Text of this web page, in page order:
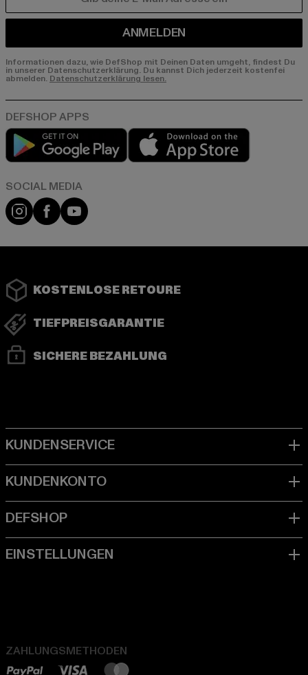
ANMELDEN
Informationen dazu, wie DefShop mit Deinen Daten umgeht, findest Du
in unserer Datenschutzerklärung. Du kannst Dich jederzeit kostenfei
abmelden. Datenschutzerklärung lesen.
Play market
Instagram
FacebookYouTube
KOSTENLOSE RETOURE
TIEFPREISGARANTIE
SICHERE BEZAHLUNG
ZAHLUNGSMETHODEN